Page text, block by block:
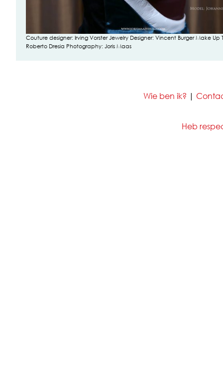
Couture designer: Irving Vorster Jewelry Designer: Vincent Burger Make Up
Roberto Dresia Photography: Joris Maas
Wie ben ik? |
Heb